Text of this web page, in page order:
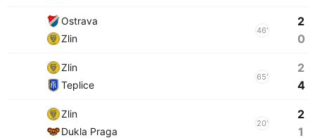
Ostrava
Zlin
46'
2
0
Zlin
Teplice
65'
2
4
Zlin
Dukla Praga
20'
2
1